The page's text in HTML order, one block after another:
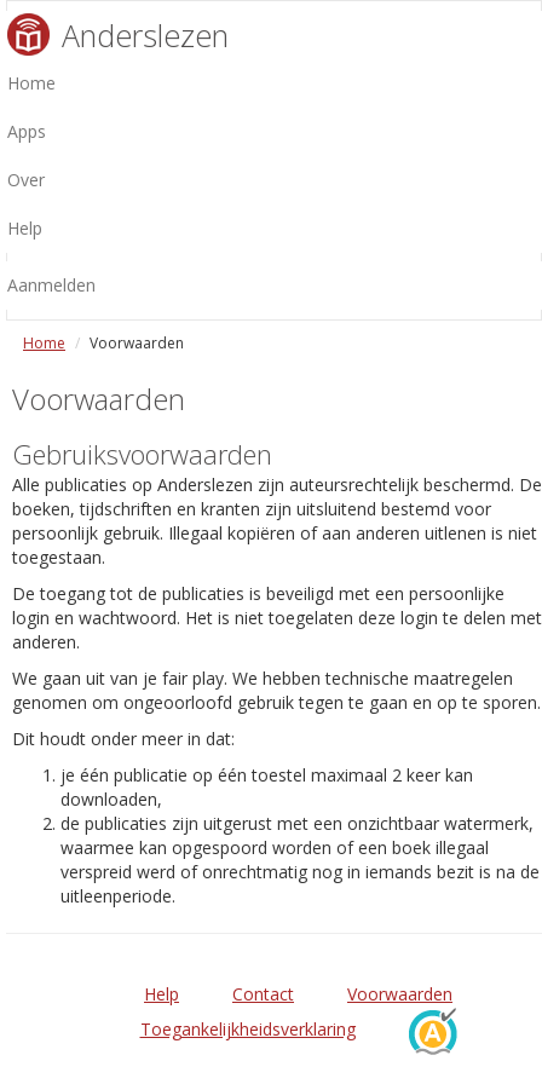
Anderslezen
Home
Apps
Over
Help
Aanmelden
Home Voorwaarden
Voorwaarden
Gebruiksvoorwaarden
Alle publicaties op Anderslezen zijn auteursrechtelijk beschermd. De
boeken, tijdschriften en kranten zijn uitsluitend bestemd voor
persoonlijk gebruik. Illegaal kopiëren of aan anderen uitlenen is niet
toegestaan.
De toegang tot de publicaties is beveiligd met een persoonlijke
login en wachtwoord. Het is niet toegelaten deze login te delen met
anderen.
We gaan uit van je fair play. We hebben technische maatregelen
genomen om ongeoorloofd gebruik tegen te gaan en op te sporen.
Dit houdt onder meer in dat:
je één publicatie op één toestel maximaal 2 keer kan
downloaden,
de publicaties zijn uitgerust met een onzichtbaar watermerk,
waarmee kan opgespoord worden of een boek illegaal
verspreid werd of onrechtmatig nog in iemands bezit is na de
uitleenperiode.
Help Contact
Voorwaarden
Toegankelijkheidsverklaring